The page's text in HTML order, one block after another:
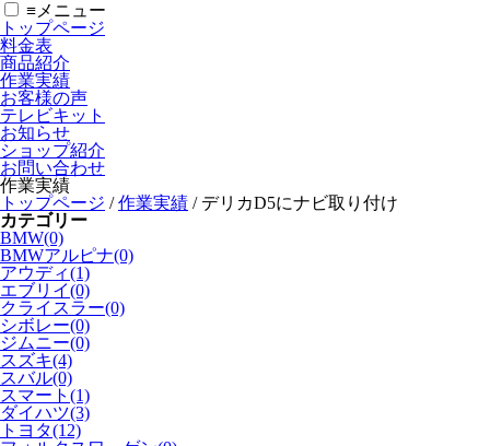
≡ メニュー
トップページ
料金表
商品紹介
作業実績
お客様の声
テレビキット
お知らせ
ショップ紹介
お問い合わせ
作業実績
トップページ /作業実績 / デリカD5にナビ取り付け
カテゴリー
BMW(0)
BMWアルピナ(0)
アウディ(1)
エブリイ(0)
クライスラー(0)
シボレー(0)
ジムニー(0)
スズキ(4)
スバル(0)
スマート(1)
ダイハツ(3)
トヨタ(12)